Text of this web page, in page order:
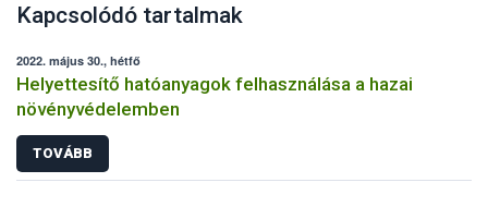
Kapcsolódó tartalmak
2022. május 30., hétfő
Helyettesítő hatóanyagok felhasználása a hazai
növényvédelemben
TOVÁBB